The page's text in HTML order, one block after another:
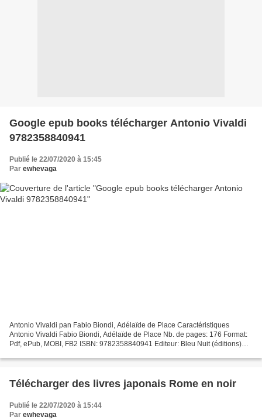
Google epub books télécharger Antonio Vivaldi
9782358840941
Publié le 22/07/2020 à 15:45
Par ewhevaga
Antonio Vivaldi pan Fabio Biondi, Adélaïde de Place Caractéristiques
Antonio Vivaldi Fabio Biondi, Adélaïde de Place Nb. de pages: 176 Format:
Pdf, ePub, MOBI, FB2 ISBN: 9782358840941 Editeur: Bleu Nuit (éditions)
Télécharger des livres japonais Rome en noir
Publié le 22/07/2020 à 15:44
Par ewhevaga